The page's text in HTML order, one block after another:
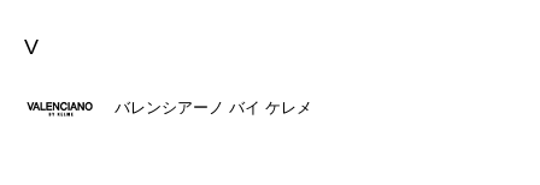
V
バレンシアーノ バイ ケレメ